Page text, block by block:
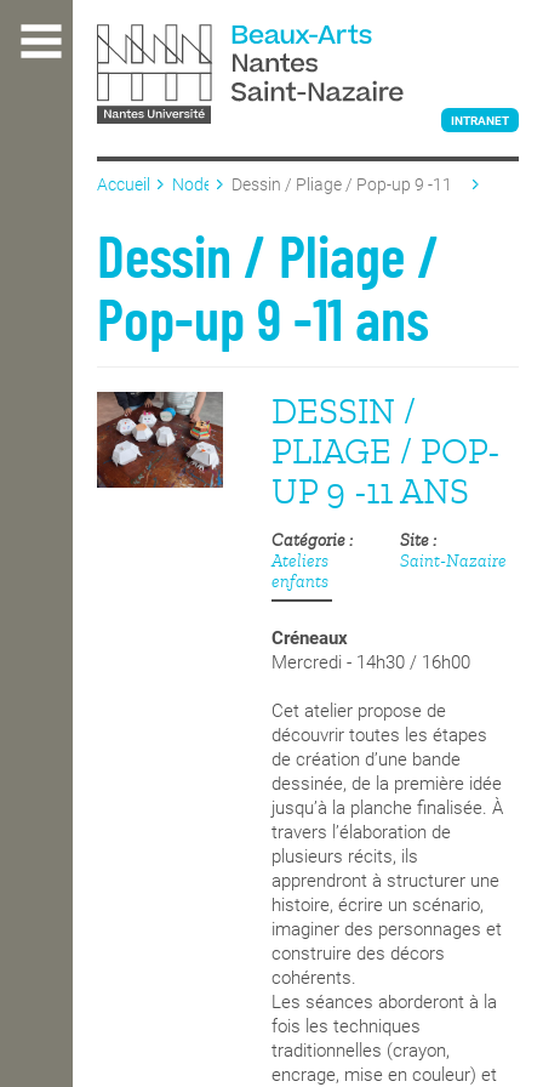
contenu
L'ÉCOLE
ENSEIGNEMENT
INTERNATIONAL
INTRANET
Accueil Node
Dessin / Pliage / Pop-up 9 -11
Dessin / Pliage /
Pop-up 9 -11 ans
DESSIN /
PLIAGE / POP-
UP 9 -11 ANS
Catégorie
Ateliers
enfants
Site
Saint-Nazaire
Créneaux
Mercredi - 14h30 / 16h00
Cet atelier propose de
découvrir toutes les étapes
de création d’une bande
dessinée, de la première idée
jusqu’à la planche finalisée. À
travers l’élaboration de
plusieurs récits, ils
apprendront à structurer une
histoire, écrire un scénario,
imaginer des personnages et
construire des décors
cohérents.
Les séances aborderont à la
fois les techniques
traditionnelles (crayon,
encrage, mise en couleur) et